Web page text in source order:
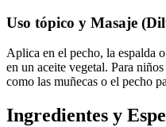
Uso tópico y Masaje
Aplica en el pecho, la espalda
en un aceite vegetal. Para
como las muñecas o el pecho
Ingredientes y